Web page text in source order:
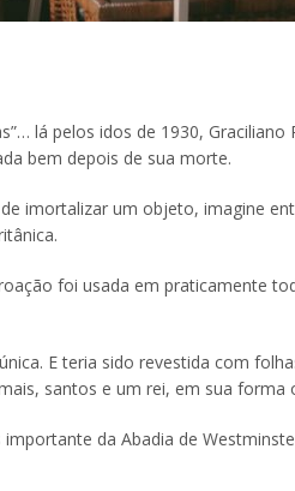
lá pelos idos de 1930, Graciliano
bem depois de sua morte.
imortalizar um objeto, imagine
foi usada em praticamente
E teria sido revestida com
santos e um rei, em sua forma
da Abadia de